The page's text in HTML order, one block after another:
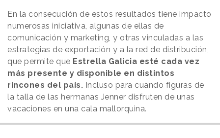
En la consecución de estos resultados tiene impacto
numerosas iniciativa, algunas de ellas de
comunicación y marketing, y otras vinculadas a las
estrategias de exportación y a la red de distribución,
que permite que Estrella Galicia esté cada vez
más presente y disponible en distintos
rincones del país. Incluso para cuando figuras de
la talla de las hermanas Jenner disfruten de unas
vacaciones en una cala mallorquina.